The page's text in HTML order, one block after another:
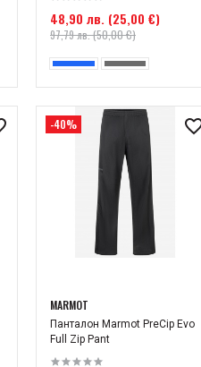
48,90 лв. (25,00 €)
97,79 лв. (50,00 €)
-40%
MARMOT
Панталон Marmot PreCip Evo
Full Zip Pant